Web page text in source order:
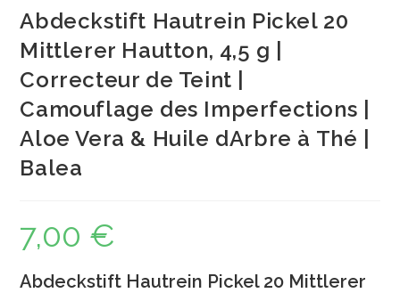
Abdeckstift Hautrein Pickel 20
Mittlerer Hautton, 4,5 g |
Correcteur de Teint |
Camouflage des Imperfections |
Aloe Vera & Huile dArbre à Thé |
Balea
7,00 €
Abdeckstift Hautrein Pickel 20 Mittlerer